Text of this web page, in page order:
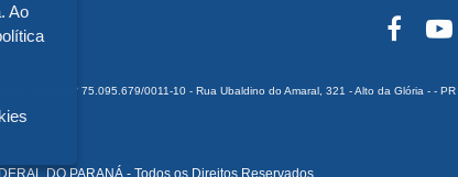
- CNPJ n° 75.095.679/0011-10 - Rua Ubaldino do Amaral, 321 - Alto da Glória - - PR
Ao